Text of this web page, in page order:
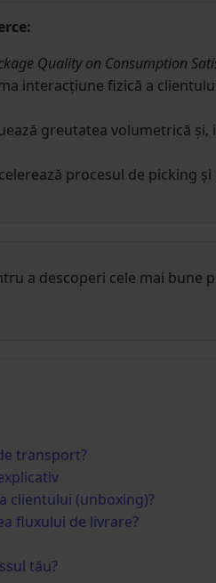
Quality on Consumption
interacțiune fizică a
greutatea volumetrică și,
procesul de picking și
a descoperi cele mai bune
transport?
clientului (unboxing)?
fluxului de livrare?
tău?